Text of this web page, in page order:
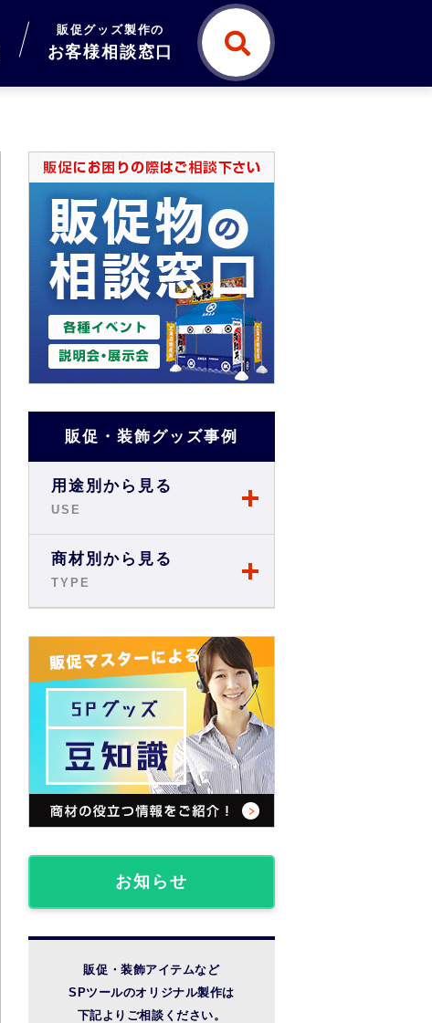
販促グッズ製作の
お客様相談窓口
販促・装飾グッズ事例
用途別から見る
USE
店舗・ショップ事例
展示会・説明会事例
お祭り事例
商店街・イベント事例
オフィス・現場事例
学校・スクール事例
団体・クラブ事例
ライブ観戦事例
温泉・宿泊施設
その他の事例
商材別から見る
TYPE
旗・フラッグ
テーブルクロス
バックパネル
バナースタンド
フロアマット
椅子カバー
のれん
法被・半纏
お知らせ
販促・装飾アイテムなど
SPツールのオリジナル製作は
下記よりご相談ください。